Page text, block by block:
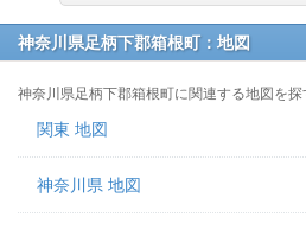
神奈川県足柄下郡箱根町：地図
神奈川県足柄下郡箱根町に関連する地図を探
関東 地図
神奈川県 地図